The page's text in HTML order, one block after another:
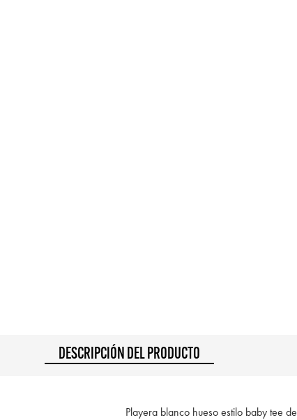
DESCRIPCIÓN DEL PRODUCTO
Playera blanco hueso estilo baby tee